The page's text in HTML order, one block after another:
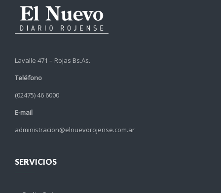
Lavalle 471 – Rojas Bs.As.
Teléfono
(02475) 46 6000
E-mail
administracion@elnuevorojense.com.ar
SERVICIOS